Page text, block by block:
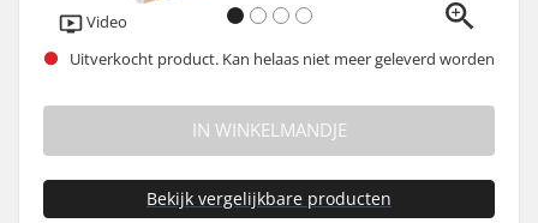
Video
Uitverkocht product. Kan helaas niet meer geleverd worden
IN WINKELMANDJE
Bekijk vergelijkbare producten